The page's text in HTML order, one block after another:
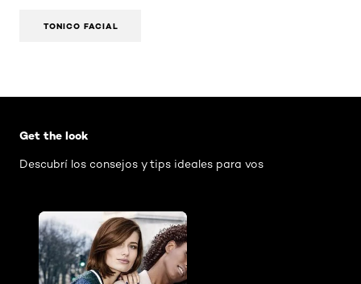
TONICO FACIAL
Get the look
Descubrí los consejos y tips ideales para vos